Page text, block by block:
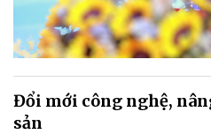
Đổi mới công nghệ,
sản